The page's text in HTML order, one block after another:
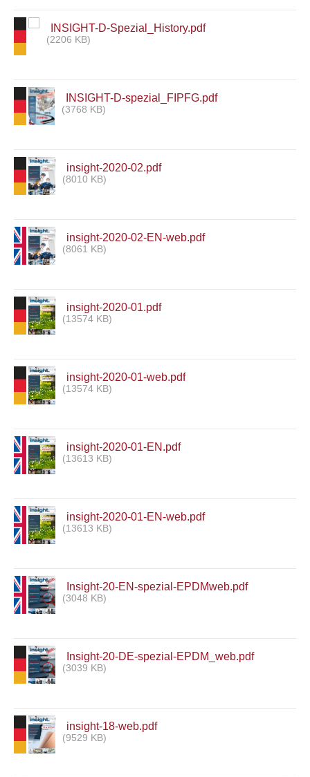
INSIGHT-D-Spezial_History.pdf
(2206 KB)
INSIGHT-D-spezial_FIPFG.pdf
(3768 KB)
insight-2020-02.pdf
(8010 KB)
insight-2020-02-EN-web.pdf
(8061 KB)
insight-2020-01.pdf
(13574 KB)
insight-2020-01-web.pdf
(13574 KB)
insight-2020-01-EN.pdf
(13613 KB)
insight-2020-01-EN-web.pdf
(13613 KB)
Insight-20-EN-spezial-EPDMweb.pdf
(3048 KB)
Insight-20-DE-spezial-EPDM_web.pdf
(3039 KB)
insight-18-web.pdf
(9529 KB)